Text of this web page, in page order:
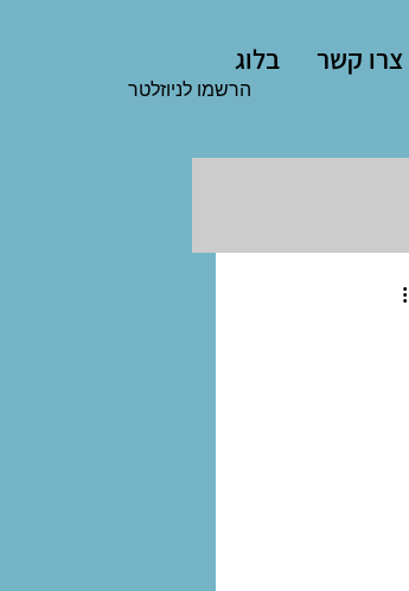
הרשמו לניוזלטר
צרו קשר בלוג